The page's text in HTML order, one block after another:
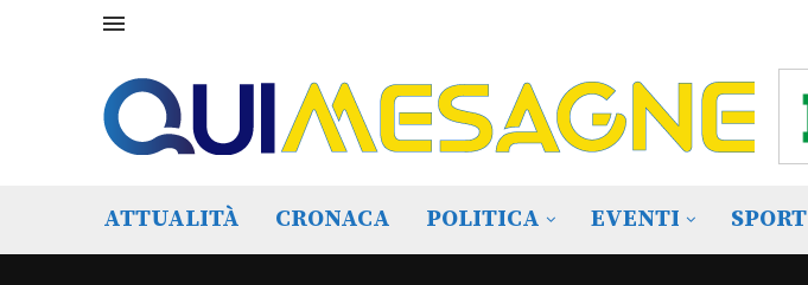
ATTUALITÀ CRONACA POLITICA EVENTI SPORT